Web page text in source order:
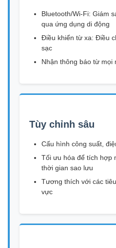
Bluetooth/Wi-Fi: Giám
qua ứng dụng di động
Điều khiển từ xa: Điều
sạc
Nhận thông báo từ mọi
Tùy chỉnh sâu
Cấu hình công suất,
Tối ưu hóa để tích hợp
thời gian sao lưu
Tương thích với các
vực